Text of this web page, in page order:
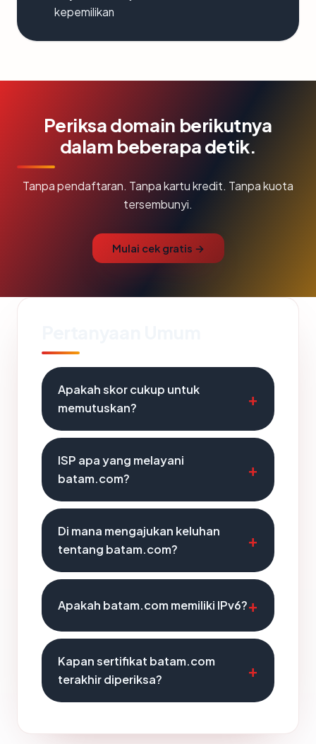
kepemilikan
Periksa domain berikutnya
dalam beberapa detik.
Tanpa pendaftaran. Tanpa kartu kredit. Tanpa kuota
tersembunyi.
Mulai cek gratis →
Apakah skor cukup untuk
memutuskan?
ISP apa yang melayani
batam.com?
Di mana mengajukan keluhan
tentang batam.com?
Apakah batam.com memiliki IPv6?
Kapan sertifikat batam.com
terakhir diperiksa?